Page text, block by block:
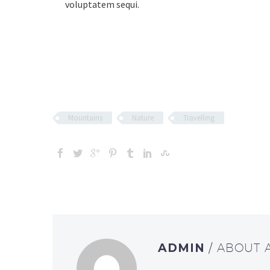
voluptatem sequi.
Mountains Nature Travelling
ADMIN / ABOUT